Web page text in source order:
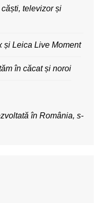
televizor și
și Leica Live Moment
în căcat și noroi
în România, s-